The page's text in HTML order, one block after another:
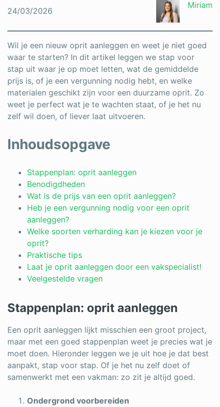
Vloeren
Vochtbestrijding
Warmtepomp
Zonnepanelen
Zonwering
Log in
24/03/2026
Miriam
Wil je een nieuw oprit aanleggen en weet je niet goed
waar te starten? In dit artikel leggen we stap voor
stap uit waar je op moet letten, wat de gemiddelde
prijs is, of je een vergunning nodig hebt, en welke
materialen geschikt zijn voor een duurzame oprit. Zo
weet je perfect wat je te wachten staat, of je het nu
zelf wil doen, of liever laat uitvoeren.
Inhoudsopgave
Stappenplan: oprit aanleggen
Benodigdheden
Wat is de prijs van een oprit aanleggen?
Heb je een vergunning nodig voor een oprit
aanleggen?
Welke soorten verharding kan je kiezen voor je
oprit?
Praktische tips
Laat je oprit aanleggen door een vakspecialist!
Veelgestelde vragen
Stappenplan: oprit aanleggen
Een oprit aanleggen lijkt misschien een groot project,
maar met een goed stappenplan weet je precies wat je
moet doen. Hieronder leggen we je uit hoe je dat best
aanpakt, stap voor stap. Of je het nu zelf doet of
samenwerkt met een vakman: zo zit je altijd goed.
Ondergrond voorbereiden